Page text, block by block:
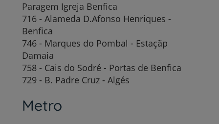
Paragem Igreja Benfica
716 - Alameda D.Afonso Henriques -
Benfica
746 - Marques do Pombal - Estaçãp
Damaia
758 - Cais do Sodré - Portas de Benfica
729 - B. Padre Cruz - Algés
Metro